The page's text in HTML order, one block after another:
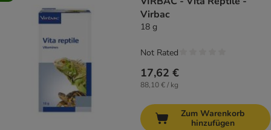
Virbac
18 g
17,62 €
88,10 € / kg
Not Rated
Zum Warenkorb
hinzufügen